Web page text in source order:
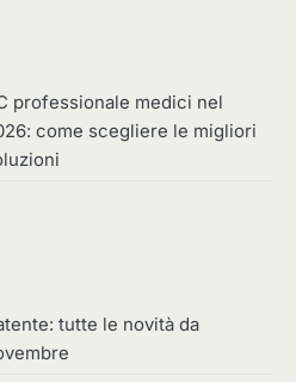
professionale medici nel
come scegliere le migliori
tutte le novità da